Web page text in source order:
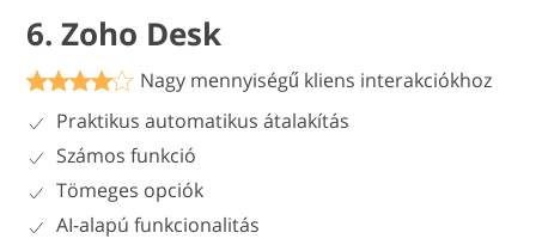
6. Zoho Desk
Nagy mennyiségű kliens interakciókhoz
Praktikus automatikus átalakítás
Számos funkció
Tömeges opciók
AI-alapú funkcionalitás